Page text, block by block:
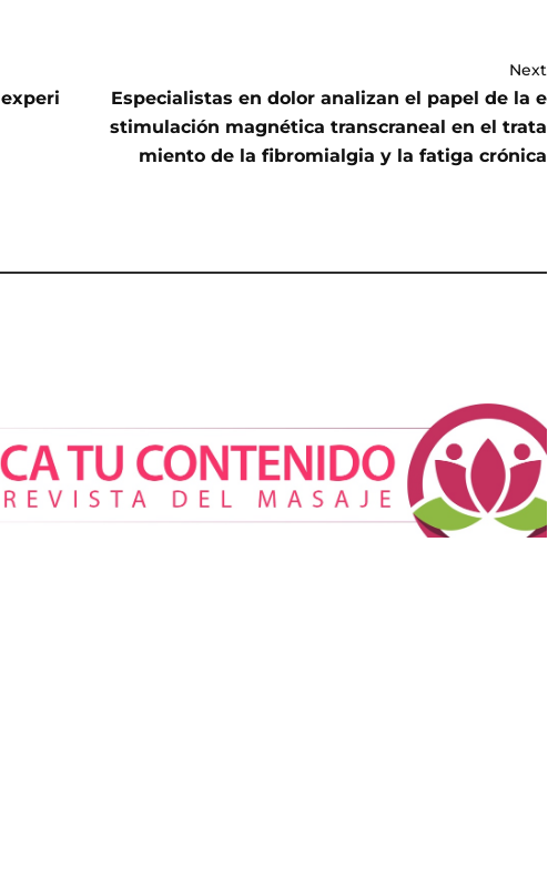
Next
Especialistas en dolor analizan el papel de la e
stimulación magnética transcraneal en el trata
miento de la fibromialgia y la fatiga crónica
cambiar sus rasgos,
la Clínica Mética
Cistitis en verano: hidratación,
higiene y evitar la humedad